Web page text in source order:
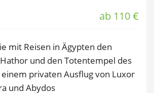
ab 110 €
mit Reisen in Ägypten den
und den Totentempel des
einem privaten Ausflug von Luxor
und Abydos